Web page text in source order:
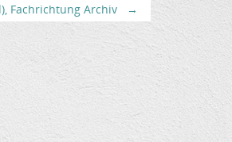
Fachrichtung Archiv
→